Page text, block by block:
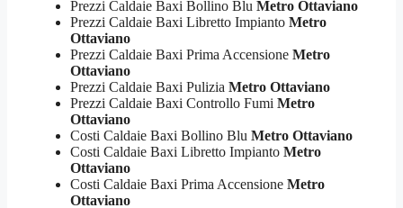
Prezzi Caldaie Baxi Bollino Blu Metro Ottaviano
Prezzi Caldaie Baxi Libretto Impianto Metro
Ottaviano
Prezzi Caldaie Baxi Prima Accensione Metro
Ottaviano
Prezzi Caldaie Baxi Pulizia Metro Ottaviano
Prezzi Caldaie Baxi Controllo Fumi Metro
Ottaviano
Costi Caldaie Baxi Bollino Blu Metro Ottaviano
Costi Caldaie Baxi Libretto Impianto Metro
Ottaviano
Costi Caldaie Baxi Prima Accensione Metro
Ottaviano